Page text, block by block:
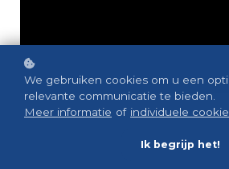
We gebruiken cookies om u een
relevante communicatie te bieden.
Meer informatie of individuele
Ik begrijp het!